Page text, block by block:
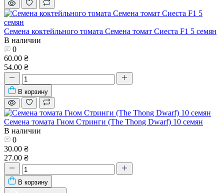
Семена коктейльного томата Семена томат Сиеста F1 5 семян
В наличии
0
60.00 ₴
54.00 ₴
В корзину
Семена томата Гном Стринги (The Thong Dwarf) 10 семян
В наличии
0
30.00 ₴
27.00 ₴
В корзину